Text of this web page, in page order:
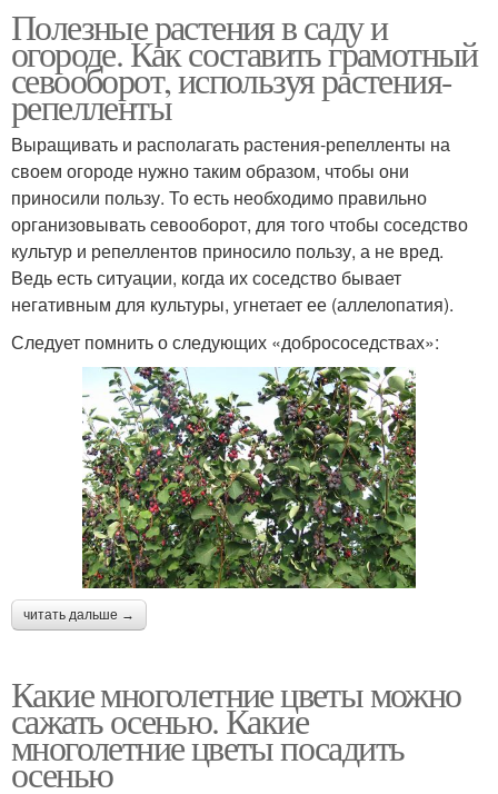
Полезные растения в саду и
огороде. Как составить грамотный
севооборот, используя растения-
репелленты
Выращивать и располагать растения-репелленты на
своем огороде нужно таким образом, чтобы они
приносили пользу. То есть необходимо правильно
организовывать севооборот, для того чтобы соседство
культур и репеллентов приносило пользу, а не вред.
Ведь есть ситуации, когда их соседство бывает
негативным для культуры, угнетает ее (аллелопатия).
Следует помнить о следующих «добрососедствах»:
читать дальше →
Какие многолетние цветы можно
сажать осенью. Какие
многолетние цветы посадить
осенью